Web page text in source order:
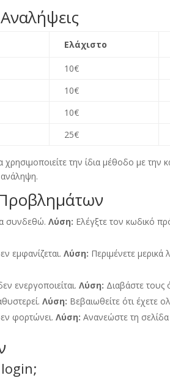
Ελάχιστο
10€
10€
10€
25€
χρησιμοποιείτε την ίδια μέθοδο με την
.
συνδεθώ.Λύση: Ελέγξτε τον κωδικό
εμφανίζεται.Λύση: Περιμένετε μερικά
ενεργοποιείται.Λύση: Διαβάστε τους
.Λύση: Βεβαιωθείτε ότι έχετε
φορτώνει.Λύση: Ανανεώστε τη